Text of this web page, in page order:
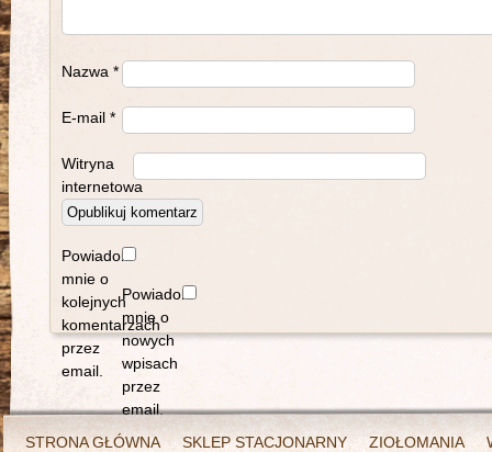
Nazwa *
E-mail *
Witryna
internetowa
Powiadom
mnie o
kolejnych
komentarzach
przez
email.
Powiadom
mnie o
nowych
wpisach
przez
email.
STRONA GŁÓWNA
SKLEP STACJONARNY ZIOŁOMANIA